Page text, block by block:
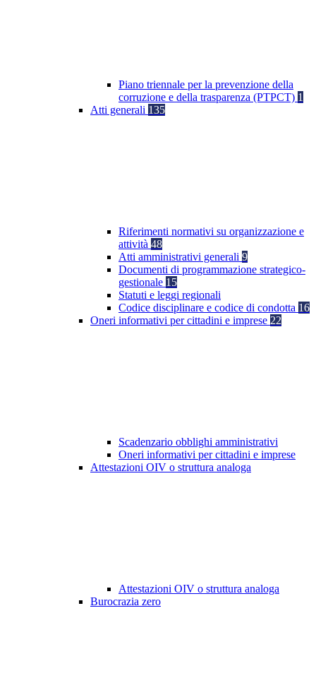
Piano triennale per la prevenzione della
corruzione e della trasparenza (PTPCT) 1
Atti generali 135
Riferimenti normativi su organizzazione e
attività 48
Atti amministrativi generali 9
Documenti di programmazione strategico-
gestionale 15
Statuti e leggi regionali
Codice disciplinare e codice di condotta 16
Oneri informativi per cittadini e imprese 22
Scadenzario obblighi amministrativi
Oneri informativi per cittadini e imprese
Attestazioni OIV o struttura analoga
Attestazioni OIV o struttura analoga
Burocrazia zero